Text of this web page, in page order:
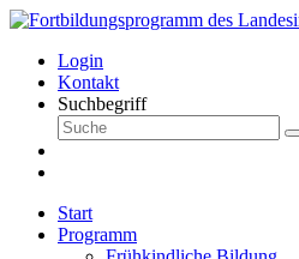
Login
Kontakt
Suchbegriff
Start
Programm